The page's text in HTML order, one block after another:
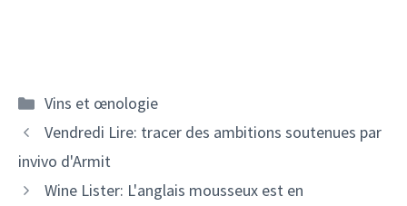
Catégories
Vins et œnologie
Navigation
des
Vendredi Lire: tracer des ambitions soutenues par
invivo d'Armit
Wine Lister: L'anglais mousseux est en